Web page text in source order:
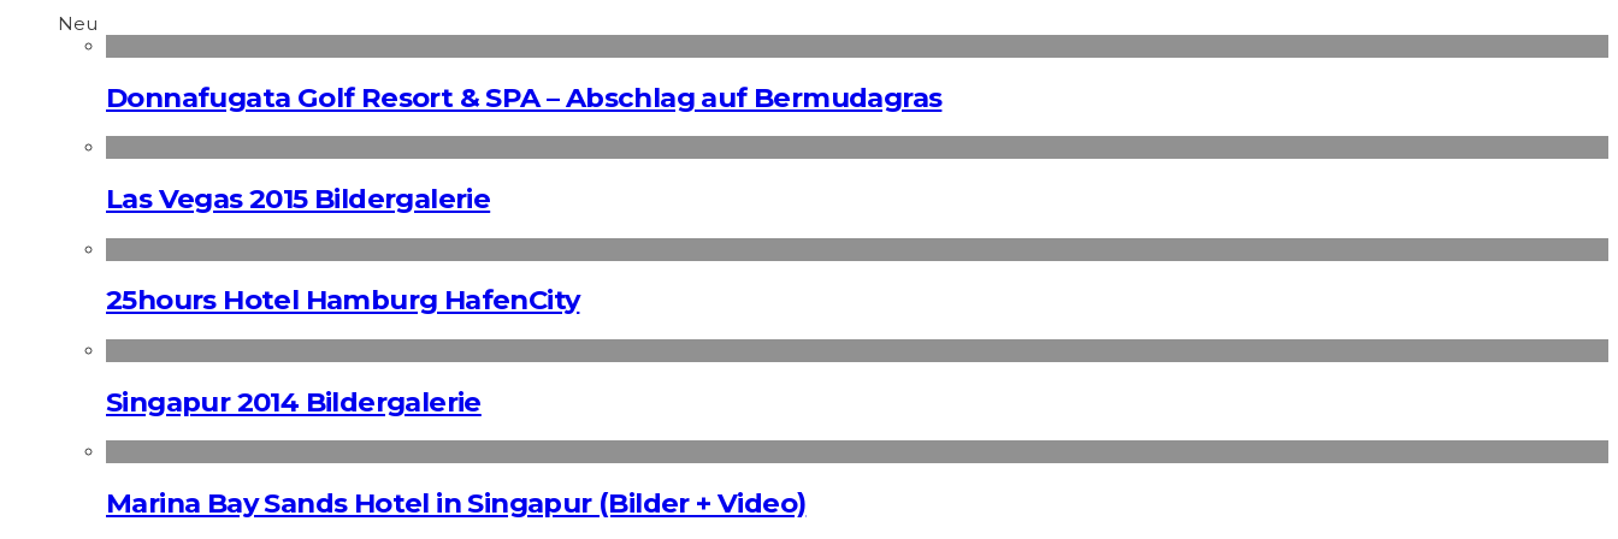
Neu
Donnafugata Golf Resort & SPA – Abschlag auf Bermudagras
Las Vegas 2015 Bildergalerie
25hours Hotel Hamburg HafenCity
Singapur 2014 Bildergalerie
Marina Bay Sands Hotel in Singapur (Bilder + Video)